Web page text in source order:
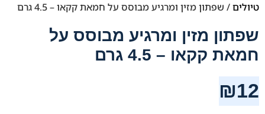
טיולים/ שפתון מזין ומרגיע מבוסס על חמאת קקאו – 4.5 גרם
שפתון מזין ומרגיע מבוסס על
חמאת קקאו – 4.5 גרם
₪12